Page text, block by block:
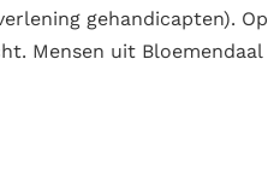
gehandicapten). Op
Mensen uit Bloemendaal